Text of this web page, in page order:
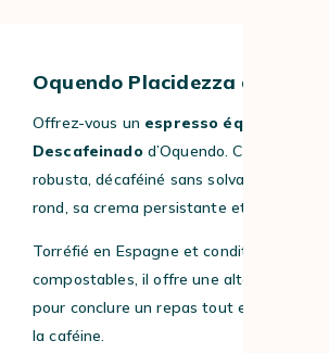
Oquendo Placidezza
Offrez-vous un espresso équilibré
Descafeinadod’Oquendo. Ce blend
robusta, décaféiné sans solvant, séduit
rond, sa crema persistante et ses notes
Torréfié en Espagne et conditionné en
compostables, il offre une alternative
pour conclure un repas tout en douceur,
la caféine.